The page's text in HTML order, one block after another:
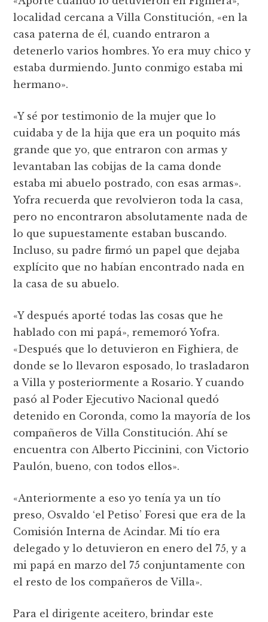
localidad cercana a Villa Constitución, «en la
casa paterna de él, cuando entraron a
detenerlo varios hombres. Yo era muy chico y
estaba durmiendo. Junto conmigo estaba mi
hermano».
«Y sé por testimonio de la mujer que lo
cuidaba y de la hija que era un poquito más
grande que yo, que entraron con armas y
levantaban las cobijas de la cama donde
estaba mi abuelo postrado, con esas armas».
Yofra recuerda que revolvieron toda la casa,
pero no encontraron absolutamente nada de
lo que supuestamente estaban buscando.
Incluso, su padre firmó un papel que dejaba
explícito que no habían encontrado nada en
la casa de su abuelo.
«Y después aporté todas las cosas que he
hablado con mi papá», rememoró Yofra.
«Después que lo detuvieron en Fighiera, de
donde se lo llevaron esposado, lo trasladaron
a Villa y posteriormente a Rosario. Y cuando
pasó al Poder Ejecutivo Nacional quedó
detenido en Coronda, como la mayoría de los
compañeros de Villa Constitución. Ahí se
encuentra con Alberto Piccinini, con Victorio
Paulón, bueno, con todos ellos».
«Anteriormente a eso yo tenía ya un tío
preso, Osvaldo ‘el Petiso’ Foresi que era de la
Comisión Interna de Acindar. Mi tío era
delegado y lo detuvieron en enero del 75, y a
mi papá en marzo del 75 conjuntamente con
el resto de los compañeros de Villa».
Para el dirigente aceitero, brindar este